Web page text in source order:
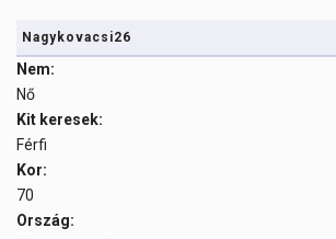
Nagykovacsi26
Nem:
Nő
Kit keresek:
Férfi
Kor:
70
Ország: